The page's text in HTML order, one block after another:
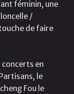
féminin, une
/
de faire
en
le
Fou le